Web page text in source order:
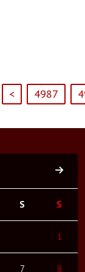
< 4987
S S
1
7 8